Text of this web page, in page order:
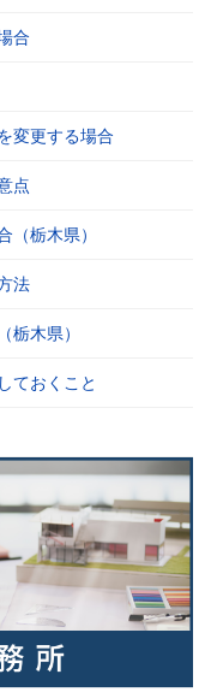
合
変更する場合
点
（栃木県）
法
栃木県）
ておくこと